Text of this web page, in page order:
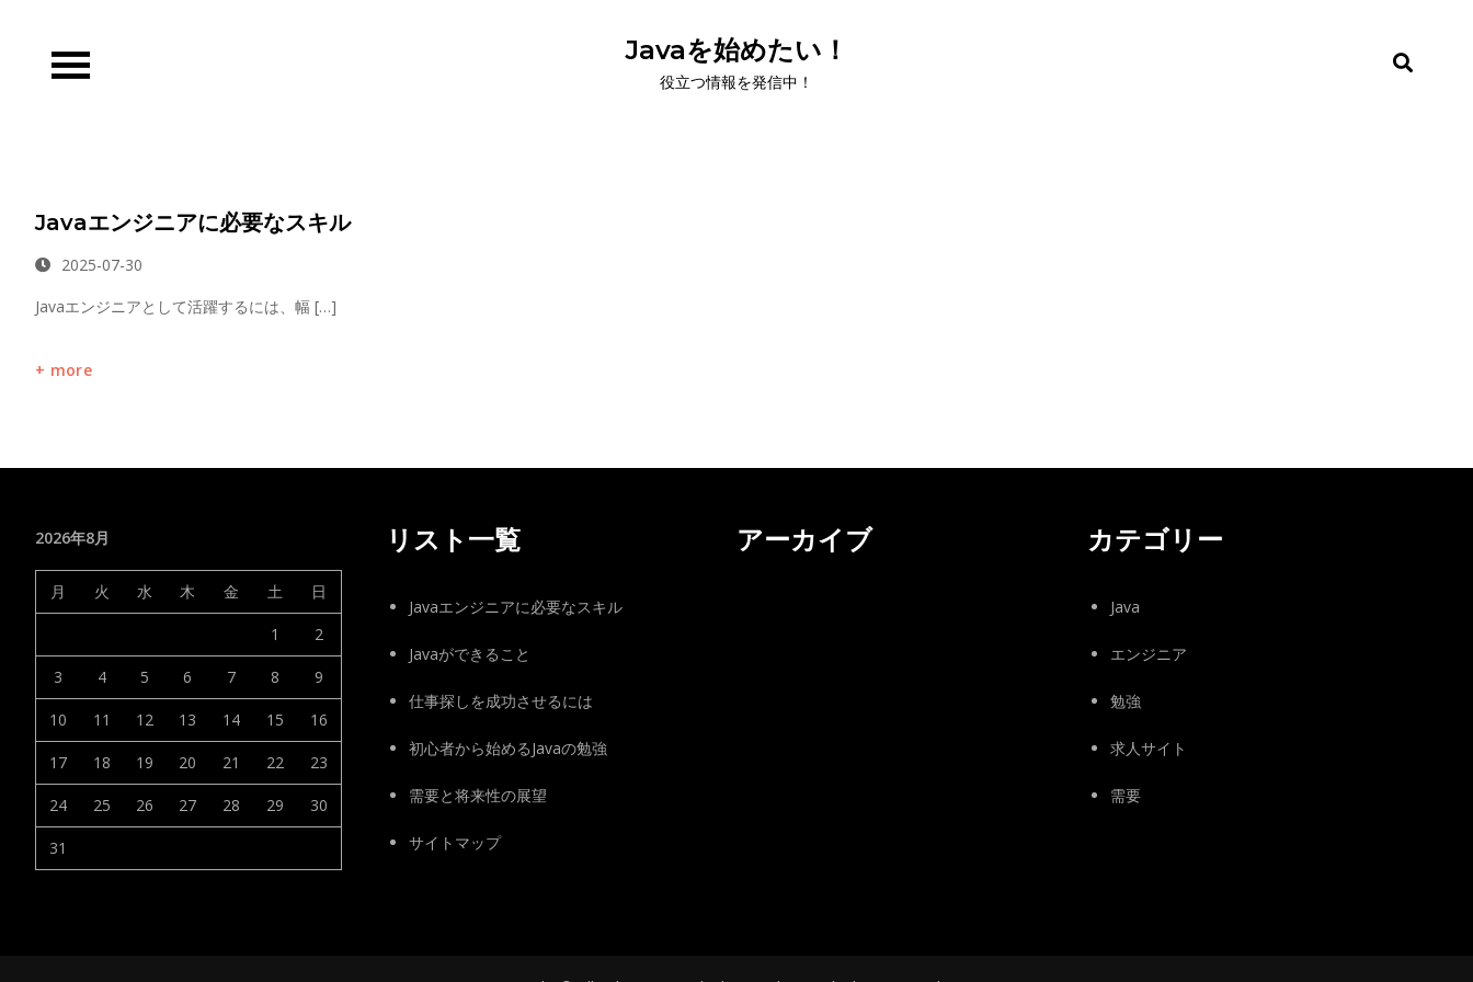
content
Javaを始めたい！
役立つ情報を発信中！
Javaエンジニアに必要なスキル
2025-07-30
Javaエンジニアとして活躍するには、幅 […]
more
2026年8月
月 火 水 木 金 土 日
1 2
3 4 5 6 7 8 9
10 11 12 13 14 15 16
17 18 19 20 21 22 23
24 25 26 27 28 29 30
31
リスト一覧
Javaエンジニアに必要なスキル
Javaができること
仕事探しを成功させるには
初心者から始めるJavaの勉強
需要と将来性の展望
サイトマップ
アーカイブ カテゴリー
Java
エンジニア
勉強
求人サイト
需要